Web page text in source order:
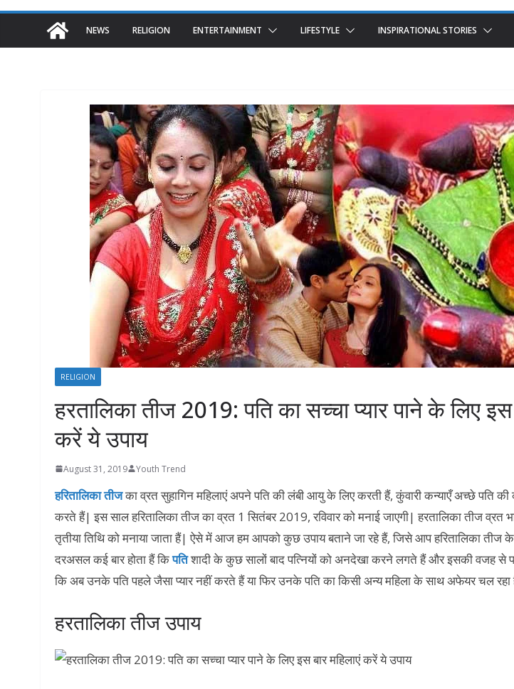
NEWS RELIGION ENTERTAINMENT LIFESTYLE INSPIRATIONAL STORIES
RELIGION
हरतालिका तीज 2019: पति का सच्चा प्यार पाने के लिए इस
करें ये उपाय
August 31, 2019 Youth Trend
हरितालिका तीजका व्रत सुहागिन महिलाएं अपने पति की लंबी आयु के लिए करती हैं, कुंवारी कन्याएँ अच्छे पति
करते हैं| इस साल हरितालिका तीज का व्रत 1 सितंबर 2019, रविवार को मनाई जाएगी| हरतालिका तीज व्रत
तृतीया तिथि को मनाया जाता हैं| ऐसे में आज हम आपको कुछ उपाय बताने जा रहे हैं, जिसे आप हरितालिका
दरअसल कई बार होता हैं किपतिशादी के कुछ सालों बाद पत्नियों को अनदेखा करने लगते हैं और इसकी वजह से
कि अब उनके पति पहले जैसा प्यार नहीं करते हैं या फिर उनके पति का किसी अन्य महिला के साथ अफेयर चल
हरतालिका तीज उपाय